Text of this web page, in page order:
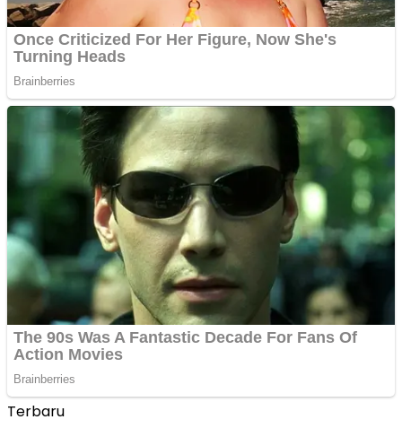
Terbaru